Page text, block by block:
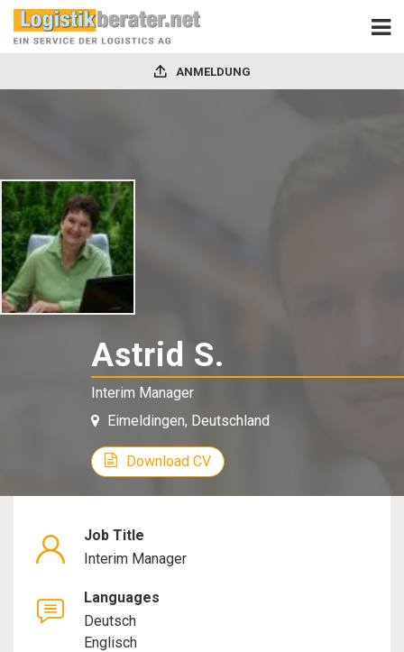
ANMELDUNG
Astrid S.
Manager
Interim Manager
Eimeldingen, Deutschland
Download CV
Job Title
Interim Manager
Languages
Deutsch
Englisch